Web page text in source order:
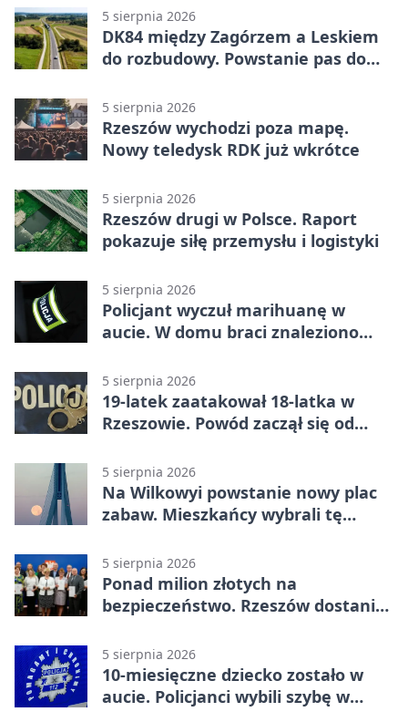
pierwszoligowca
5 sierpnia 2026
DK84 między Zagórzem a Leskiem
do rozbudowy. Powstanie pas do
5 sierpnia 2026
Rzeszów wychodzi poza mapę.
Nowy teledysk RDK już wkrótce
5 sierpnia 2026
Rzeszów drugi w Polsce. Raport
pokazuje siłę przemysłu i logistyki
5 sierpnia 2026
Policjant wyczuł marihuanę w
aucie. W domu braci znaleziono
5 sierpnia 2026
19-latek zaatakował 18-latka w
Rzeszowie. Powód zaczął się od
5 sierpnia 2026
Na Wilkowyi powstanie nowy plac
zabaw. Mieszkańcy wybrali tę
5 sierpnia 2026
Ponad milion złotych na
bezpieczeństwo. Rzeszów dostanie
5 sierpnia 2026
10-miesięczne dziecko zostało w
aucie. Policjanci wybili szybę w